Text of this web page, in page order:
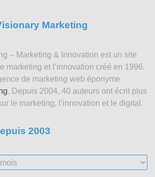
Marketing
– Marketing & Innovation est un site
marketing et l’innovation créé en 1996.
de marketing web éponyme
. Depuis 2004, 40 auteurs ont écrit plus
le marketing, l’innovation et le digital.
2003